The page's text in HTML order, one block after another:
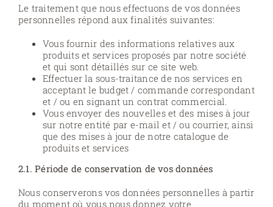
Le traitement que nous effectuons de vos données
personnelles répond aux finalités suivantes:
Vous fournir des informations relatives aux
produits et services proposés par notre société
et qui sont détaillés sur ce site web.
Effectuer la sous-traitance de nos services en
acceptant le budget / commande correspondant
et / ou en signant un contrat commercial.
Vous envoyer des nouvelles et des mises à jour
sur notre entité par e-mail et / ou courrier, ainsi
que des mises à jour de notre catalogue de
produits et services
2.1. Période de conservation de vos données
Nous conserverons vos données personnelles à partir
du moment où vous nous donnez votre